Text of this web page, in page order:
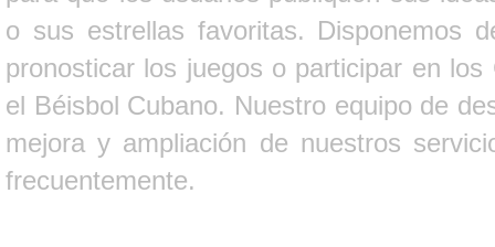
o sus estrellas favoritas. Disponemos
pronosticar los juegos o participar en
el Béisbol Cubano. Nuestro equipo de
mejora y ampliación de nuestros
frecuentemente.